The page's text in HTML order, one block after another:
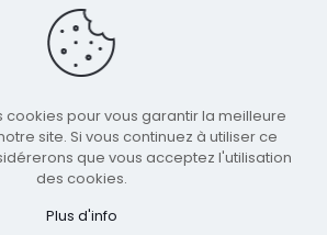
René Maurice Simonet
Nous suivre sur Twitter
- Tous droits réservés | Réalisé par
cookies pour vous garantir la meilleure
site. Si vous continuez à utiliser ce
que vous acceptez l'utilisation
des cookies.
Plus d'info